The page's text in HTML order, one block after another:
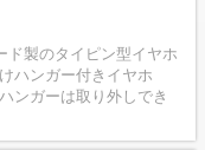
ド製のタイピン型イヤホ
ハンガー付きイヤホ
ンガーは取り外しでき